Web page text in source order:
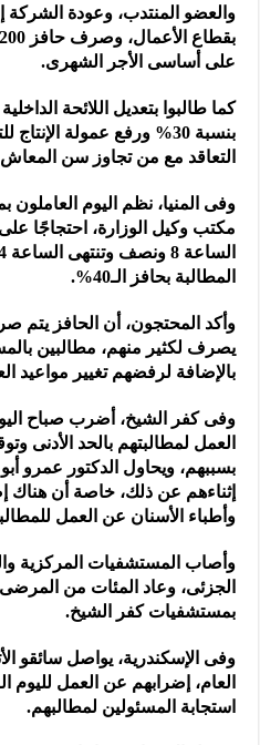
على أساسى الأجر الشهرى.
كما طالبوا بتعديل اللائحة
التعاقد مع من تجاوز سن
وفى المنيا، نظم اليوم العاملون
مكتب وكيل الوزارة، احتجاجًا
المطالبة بحافز الـ40%.
وأكد المحتجون، أن الحافز يتم
يصرف لكثير منهم، مطالبين
بالإضافة لرفضهم تغيير مواعيد
وفى كفر الشيخ، أضرب صباح اليوم
العمل لمطالبتهم بالحد الأدنى
بسببهم، ويحاول الدكتور عمرو
إثناءهم عن ذلك، خاصة أن هناك
وأطباء الأسنان عن العمل
وأصاب المستشفيات المركزية
الجزئى، وعاد المئات من
بمستشفيات كفر الشيخ.
وفى الإسكندرية، يواصل سائقو
العام، إضرابهم عن العمل لليوم
استجابة المسئولين لمطالبهم.